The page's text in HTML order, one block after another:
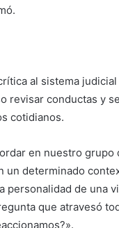
al sistema
revisar conductas y
cotidianos.
en nuestro
un determinado
personalidad de una
que atravesó